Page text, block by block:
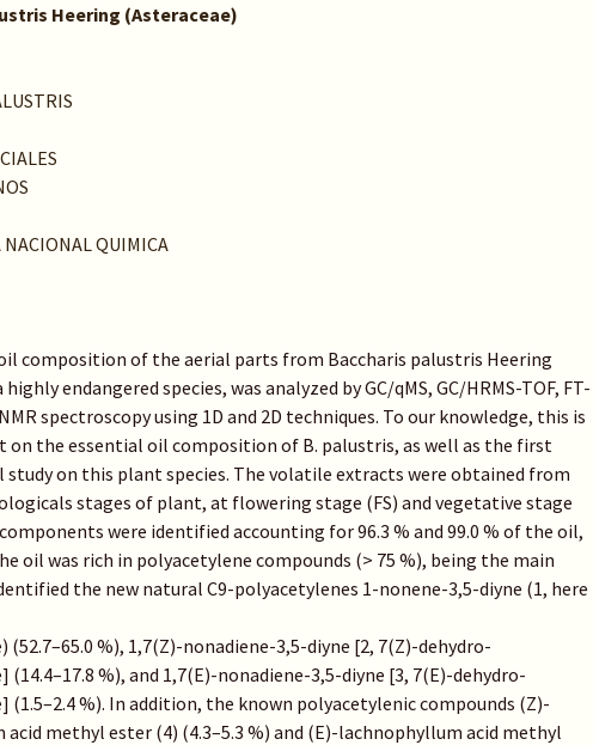
Heering (Asteraceae)
QUIMICA
composition of the aerial parts from Baccharis palustris Heering
endangered species, was analyzed by GC/qMS, GC/HRMS-TOF, FT-
spectroscopy using 1D and 2D techniques. To our knowledge, this is
the essential oil composition of B. palustris, as well as the first
study on this plant species. The volatile extracts were obtained from
stages of plant, at flowering stage (FS) and vegetative stage
components were identified accounting for 96.3 % and 99.0 % of the oil,
oil was rich in polyacetylene compounds (> 75 %), being the main
the new natural C9-polyacetylenes 1-nonene-3,5-diyne (1, here
(52.7–65.0 %), 1,7(Z)-nonadiene-3,5-diyne [2, 7(Z)-dehydro-
(14.4–17.8 %), and 1,7(E)-nonadiene-3,5-diyne [3, 7(E)-dehydro-
(1.5–2.4 %). In addition, the known polyacetylenic compounds (Z)-
methyl ester (4) (4.3–5.3 %) and (E)-lachnophyllum acid methyl